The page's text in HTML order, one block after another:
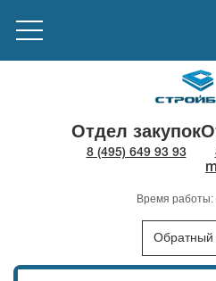
Отдел закупок
8 (495) 649 93 93
Время
Обратный